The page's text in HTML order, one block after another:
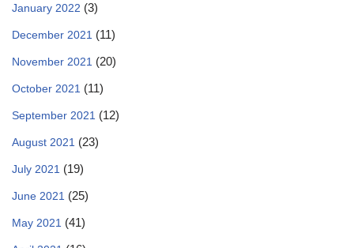
January 2022 (3)
December 2021 (11)
November 2021 (20)
October 2021 (11)
September 2021 (12)
August 2021 (23)
July 2021 (19)
June 2021 (25)
May 2021 (41)